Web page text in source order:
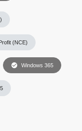
(NCE)
check_circle Windows 365